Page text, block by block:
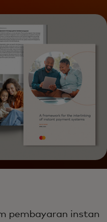
pembayaran instan